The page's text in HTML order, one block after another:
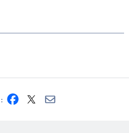
Share
on
Share
on
Share
via